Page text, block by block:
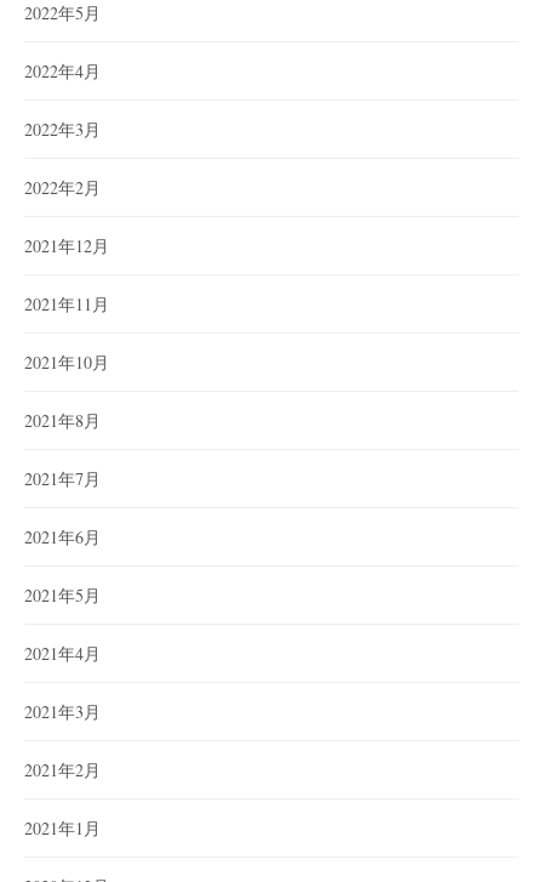
2022年5月
2022年4月
2022年3月
2022年2月
2021年12月
2021年11月
2021年10月
2021年8月
2021年7月
2021年6月
2021年5月
2021年4月
2021年3月
2021年2月
2021年1月